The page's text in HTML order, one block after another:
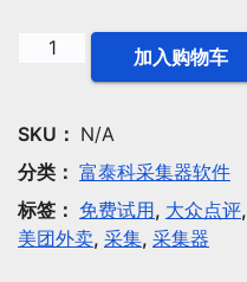
家
采
集
导
出
加入购物车
SKU： N/A
分类： 富泰科采集器软件
标签： 免费试用, 大众点评,
美团外卖, 采集, 采集器